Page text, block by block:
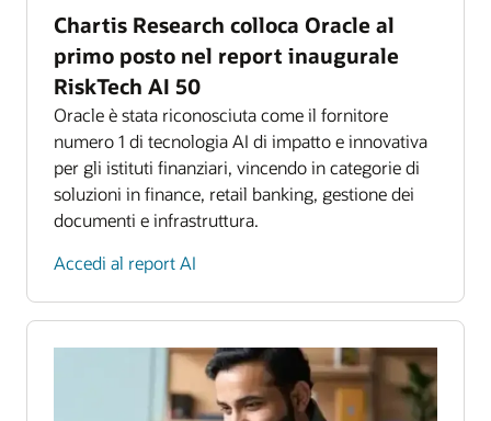
Chartis Research colloca Oracle al
primo posto nel report inaugurale
RiskTech AI 50
Oracle è stata riconosciuta come il fornitore
numero 1 di tecnologia AI di impatto e innovativa
per gli istituti finanziari, vincendo in categorie di
soluzioni in finance, retail banking, gestione dei
documenti e infrastruttura.
Accedi al report AI